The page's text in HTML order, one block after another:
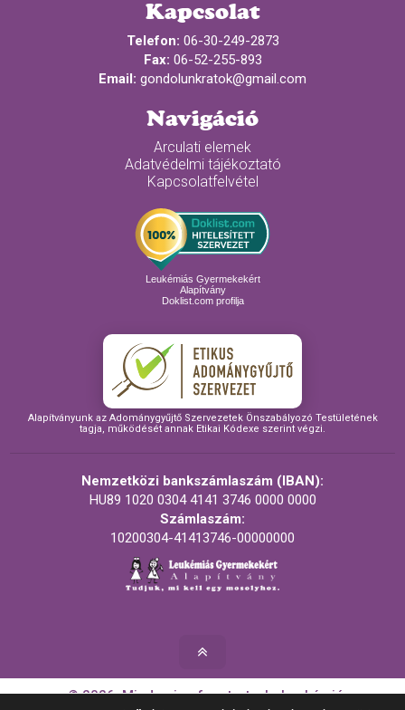
Kapcsolat
Telefon: 06-30-249-2873
Fax: 06-52-255-893
Email: gondolunkratok@gmail.com
Navigáció
Arculati elemek
Adatvédelmi tájékoztató
Kapcsolatfelvétel
Leukémiás Gyermekekért
Alapítvány
Doklist.com profilja
Alapítványunk az Adománygyűjtő Szervezetek Önszabályozó Testületének
tagja, működését annak Etikai Kódexe szerint végzi.
Nemzetközi bankszámlaszám (IBAN):
HU89 1020 0304 4141 3746 0000 0000
Számlaszám:
10200304-41413746-00000000
© 2026. Minden jog fenntartva! - Leukémiás